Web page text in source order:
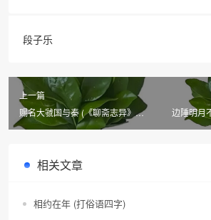
段子乐
上一篇
赐名大虢国与秦 (《聊斋志异》篇
目二)
边陲明月
相关文章
相约在年 (打俗语四字)